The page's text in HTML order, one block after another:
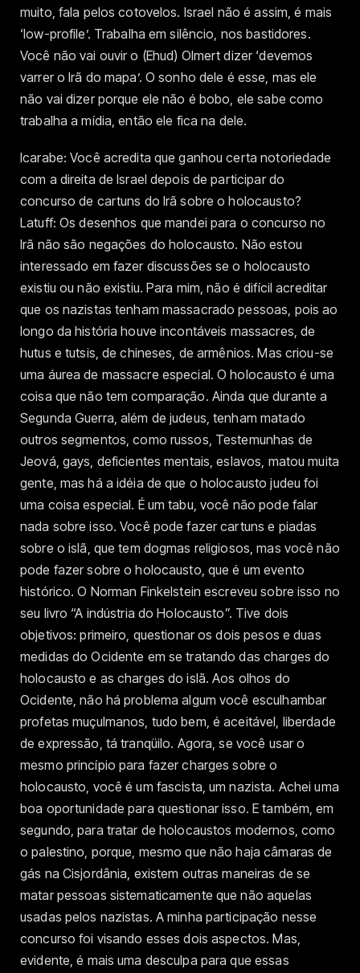
muito, fala pelos cotovelos. Israel não é assim, é mais
‘low-profile’. Trabalha em silêncio, nos bastidores.
Você não vai ouvir o (Ehud) Olmert dizer ‘devemos
varrer o Irã do mapa’. O sonho dele é esse, mas ele
não vai dizer porque ele não é bobo, ele sabe como
trabalha a mídia, então ele fica na dele.
Icarabe: Você acredita que ganhou certa notoriedade
com a direita de Israel depois de participar do
concurso de cartuns do Irã sobre o holocausto?
Latuff: Os desenhos que mandei para o concurso no
Irã não são negações do holocausto. Não estou
interessado em fazer discussões se o holocausto
existiu ou não existiu. Para mim, não é difícil acreditar
que os nazistas tenham massacrado pessoas, pois ao
longo da história houve incontáveis massacres, de
hutus e tutsis, de chineses, de armênios. Mas criou-se
uma áurea de massacre especial. O holocausto é uma
coisa que não tem comparação. Ainda que durante a
Segunda Guerra, além de judeus, tenham matado
outros segmentos, como russos, Testemunhas de
Jeová, gays, deficientes mentais, eslavos, matou muita
gente, mas há a idéia de que o holocausto judeu foi
uma coisa especial. É um tabu, você não pode falar
nada sobre isso. Você pode fazer cartuns e piadas
sobre o islã, que tem dogmas religiosos, mas você não
pode fazer sobre o holocausto, que é um evento
histórico. O Norman Finkelstein escreveu sobre isso no
seu livro “A indústria do Holocausto”. Tive dois
objetivos: primeiro, questionar os dois pesos e duas
medidas do Ocidente em se tratando das charges do
holocausto e as charges do islã. Aos olhos do
Ocidente, não há problema algum você esculhambar
profetas muçulmanos, tudo bem, é aceitável, liberdade
de expressão, tá tranqüilo. Agora, se você usar o
mesmo princípio para fazer charges sobre o
holocausto, você é um fascista, um nazista. Achei uma
boa oportunidade para questionar isso. E também, em
segundo, para tratar de holocaustos modernos, como
o palestino, porque, mesmo que não haja câmaras de
gás na Cisjordânia, existem outras maneiras de se
matar pessoas sistematicamente que não aquelas
usadas pelos nazistas. A minha participação nesse
concurso foi visando esses dois aspectos. Mas,
evidente, é mais uma desculpa para que essas